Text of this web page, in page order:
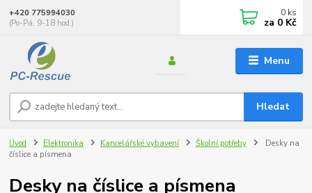
Menu
Hledat
+420 775994030
(Po-Pá, 9-18 hod.)
0 ks
za 0 Kč
Úvod Elektronika Kancelářské vybavení Školní potřeby
Desky na
číslice a písmena
Desky na číslice a písmena